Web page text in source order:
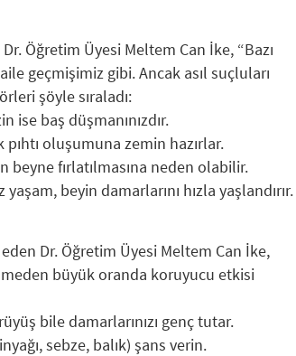
Öğretim Üyesi Meltem Can İke, “Bazı
geçmişimiz gibi. Ancak asıl suçluları
şöyle sıraladı:
baş düşmanınızdır.
pıhtı oluşumuna zemin hazırlar.
beyne fırlatılmasına neden olabilir.
beyin damarlarını hızla yaşlandırır.
Dr. Öğretim Üyesi Meltem Can İke,
büyük oranda koruyucu etkisi
bile damarlarınızı genç tutar.
sebze, balık) şans verin.